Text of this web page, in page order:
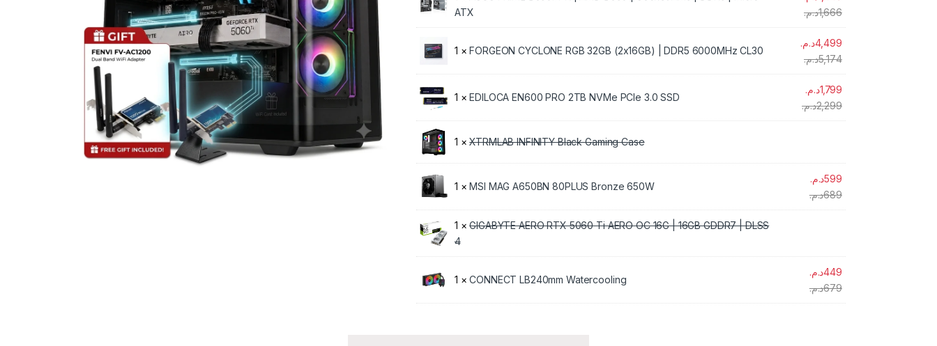
ATX
1,666د.م.
1 ×FORGEON CYCLONE RGB 32GB (2x16GB) | DDR5 6000MHz CL30
4,499د.م.
5,174د.م.
1 ×EDILOCA EN600 PRO 2TB NVMe PCIe 3.0 SSD
1,799د.م.
2,299د.م.
1 ×XTRMLAB INFINITY Black Gaming Case
1 ×MSI MAG A650BN 80PLUS Bronze 650W
599د.م.
689د.م.
1 ×GIGABYTE AERO RTX 5060 Ti AERO OC 16G | 16GB GDDR7 | DLSS
4
1 ×CONNECT LB240mm Watercooling
449د.م.
679د.م.